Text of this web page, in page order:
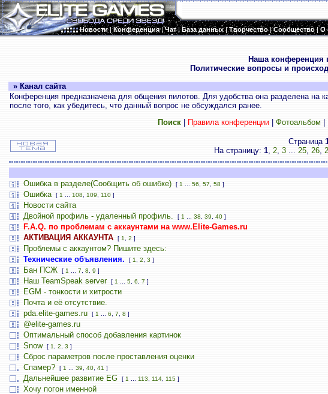
Новости|Конференция|Чат|База данных|Творчество|Сообщество|О
Наша конференция
Политические вопросы и
» Канал сайта
Конференция предназначена для общения пилотов. Для удобства она разделена
после того, как убедитесь, что данный вопрос не обсуждался ранее.
Поиск| Правила конференции| Фотоальбом
Страница
На страницу: 1, 2, 3 ... 25, 26,
Ошибка в разделе(Сообщить об ошибке)
[ 1 56 57 58 ]
Ошибка [ 1 108 109 110]
Новости сайта
Двойной профиль - удаленный профиль. [ 1 38 39 40]
F.A.Q. по проблемам с аккаунтами на www.Elite-Games.ru
АКТИВАЦИЯ АККАУНТА [ 1 2 ]
Проблемы с аккаунтом? Пишите здесь:
Технические объявления. [ 1 2 3 ]
Бан ПСЖ [ 1 7 8 9 ]
Наш TeamSpeak server [ 1 5, 6 7 ]
EGM - тонкости и хитрости
Почта и её отсутствие.
pda.elite-games.ru [ 1 6 7 8 ]
@elite-games.ru
Оптимальный способ добавления картинок
Snow [ 1 2 3 ]
Сброс параметров после проставления оценки
Спамер? [ 1 39 40, 41 ]
Дальнейшее развитие EG [ 1 113 114, 115]
Хочу погон именной